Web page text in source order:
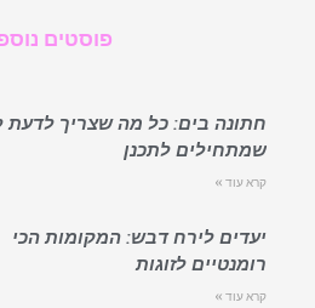
פוסטים נוספים
חתונה בים: כל מה שצריך לדעת לפני
שמתחילים לתכנן
קרא עוד »
יעדים לירח דבש: המקומות הכי
רומנטיים לזוגות
קרא עוד »